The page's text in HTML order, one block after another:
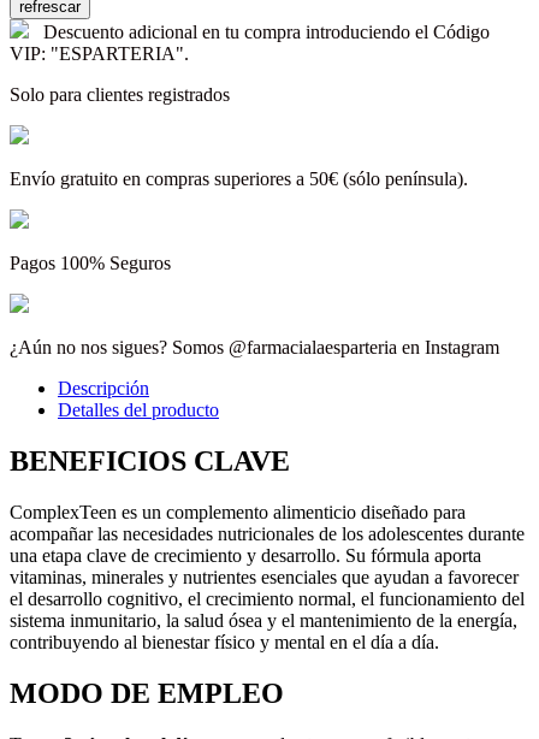
Descuento adicional en tu compra introduciendo el Código
VIP: "ESPARTERIA".
Solo para clientes registrados
Envío gratuito en compras superiores a 50€ (sólo península).
Pagos 100% Seguros
¿Aún no nos sigues? Somos @farmacialaesparteria en Instagram
Descripción
Detalles del producto
BENEFICIOS CLAVE
ComplexTeen es un complemento alimenticio diseñado para
acompañar las necesidades nutricionales de los adolescentes durante
una etapa clave de crecimiento y desarrollo. Su fórmula aporta
vitaminas, minerales y nutrientes esenciales que ayudan a favorecer
el desarrollo cognitivo, el crecimiento normal, el funcionamiento del
sistema inmunitario, la salud ósea y el mantenimiento de la energía,
contribuyendo al bienestar físico y mental en el día a día.
MODO DE EMPLEO